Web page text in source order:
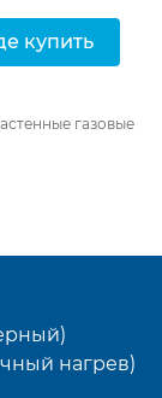
купить
газовые
нагрев)